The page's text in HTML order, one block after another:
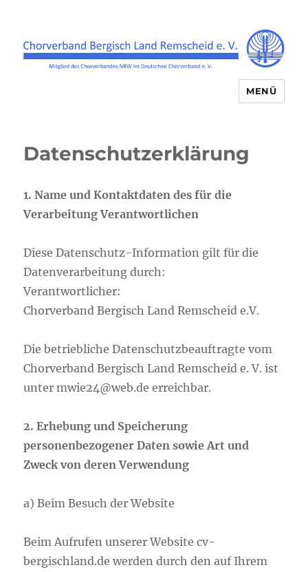
Chorverband Bergisch Land
MENÜ
Datenschutzerklärung
1. Name und Kontaktdaten des für die
Verarbeitung Verantwortlichen
Diese Datenschutz-Information gilt für die
Datenverarbeitung durch:
Verantwortlicher:
Chorverband Bergisch Land Remscheid e.V.
Die betriebliche Datenschutzbeauftragte vom
Chorverband Bergisch Land Remscheid e. V. ist
unter mwie24@web.de erreichbar.
2. Erhebung und Speicherung
personenbezogener Daten sowie Art und
Zweck von deren Verwendung
a) Beim Besuch der Website
Beim Aufrufen unserer Website cv-
bergischland.de werden durch den auf Ihrem